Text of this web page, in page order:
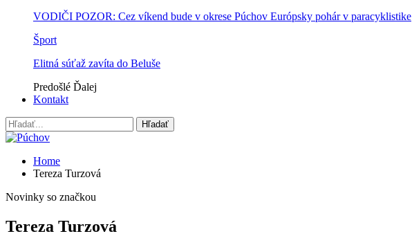
VODIČI POZOR: Cez víkend bude v okrese Púchov Európsky pohár v paracyklistike
Šport
Elitná súťaž zavíta do Beluše
Predošlé Ďalej
Kontakt
Home
Tereza Turzová
Novinky so značkou
Tereza Turzová